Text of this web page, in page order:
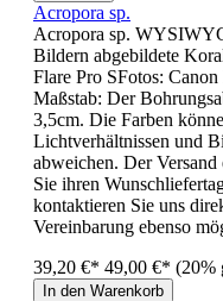
Acropora sp.
Acropora sp.
Bildern abgebildete
Flare Pro SFotos:
Maßstab: Der
3,5cm. Die Farben
Lichtverhältnissen und
abweichen. Der
Sie ihren
kontaktieren Sie uns
Vereinbarung ebenso
39,20 €* 49,00 €* (20%
In den Warenkorb